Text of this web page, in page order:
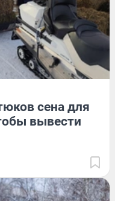
сена для
вывести